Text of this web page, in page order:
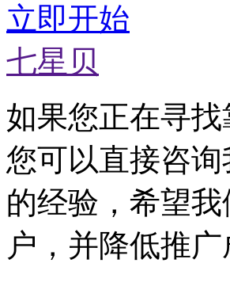
立即开始
七星贝
如果您正在寻
您可以直接咨
的经验，希望
户，并降低推广